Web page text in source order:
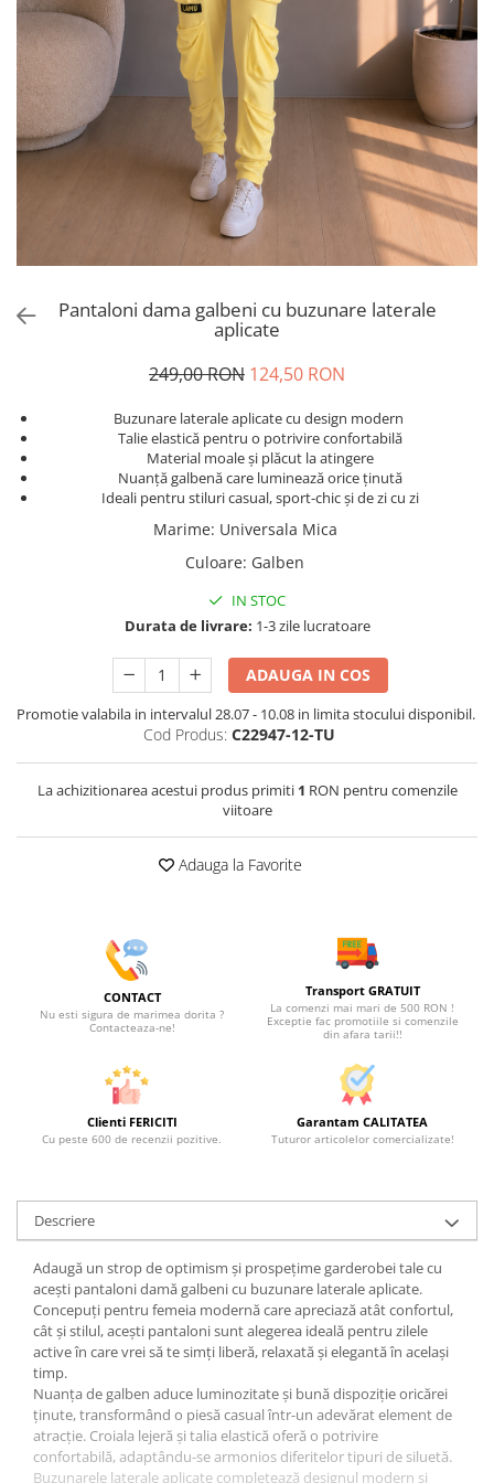
Tricouri si topuri
Rochii de eveniment
Pantaloni dama galbeni cu buzunare laterale
aplicate
249,00 RON 124,50 RON
Buzunare laterale aplicate cu design modern
Talie elastică pentru o potrivire confortabilă
Material moale și plăcut la atingere
Nuanță galbenă care luminează orice ținută
Ideali pentru stiluri casual, sport-chic și de zi cu zi
Marime: Universala Mica
Culoare: Galben
IN STOC
Durata de livrare: 1-3 zile lucratoare
ADAUGA IN COS
Promotie valabila in intervalul 28.07 - 10.08 in limita stocului disponibil.
Cod Produs: C22947-12-TU
La achizitionarea acestui produs primiti 1 RON pentru comenzile
viitoare
Adauga la Favorite
CONTACT
Nu esti sigura de marimea dorita ?
Contacteaza-ne!
Transport GRATUIT
La comenzi mai mari de 500 RON !
Exceptie fac promotiile si comenzile
din afara tarii!!
Clienti FERICITI
Cu peste 600 de recenzii pozitive.
Garantam CALITATEA
Tuturor articolelor comercializate!
Descriere
Adaugă un strop de optimism și prospețime garderobei tale cu
acești pantaloni damă galbeni cu buzunare laterale aplicate.
Concepuți pentru femeia modernă care apreciază atât confortul,
cât și stilul, acești pantaloni sunt alegerea ideală pentru zilele
active în care vrei să te simți liberă, relaxată și elegantă în același
timp.
Nuanța de galben aduce luminozitate și bună dispoziție oricărei
ținute, transformând o piesă casual într-un adevărat element de
atracție. Croiala lejeră și talia elastică oferă o potrivire
confortabilă, adaptându-se armonios diferitelor tipuri de siluetă.
Buzunarele laterale aplicate completează designul modern și